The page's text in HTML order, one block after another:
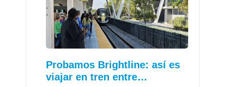
Probamos Brightline: así es
viajar en tren entre…